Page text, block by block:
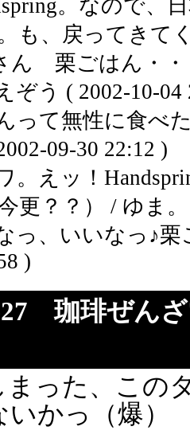
。なので、
も、戻ってきて
ん 栗ごはん・
ぞう ( 2002-10-04
って無性に食べ
09-30 22:12 )
。えッ！
更？？） / ゆま
っ、いいなっ♪
)
27 珈琲ぜん
まった、この
かっ（爆）